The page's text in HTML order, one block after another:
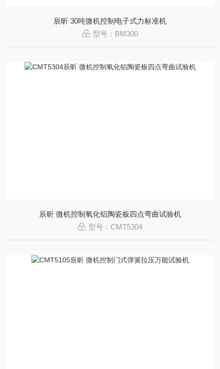
辰昕 30吨微机控制电子式力标准机
型号：BM300
辰昕 微机控制氧化铝陶瓷板四点弯曲试验机
型号：CMT5304